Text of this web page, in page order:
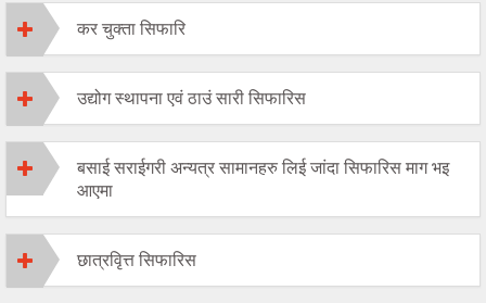
कर चुक्ता सिफारि
उद्योग स्थापना एवं ठाउं सारी सिफारिस
बसाई सराईगरी अन्यत्र सामानहरु लिई जांदा सिफारिस माग भइ
आएमा
छात्रवृित्त सिफारिस